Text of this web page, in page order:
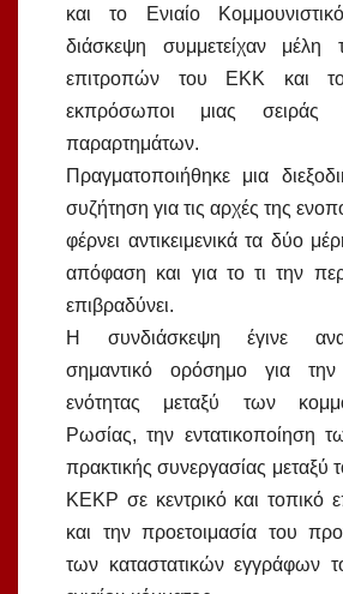
και το Ενιαίο
διάσκεψη συμμετείχαν μέλη
επιτροπών του ΕΚΚ και
εκπρόσωποι μιας σειράς
παραρτημάτων.
Πραγματοποιήθηκε μια
συζήτηση για τις αρχές της
φέρνει αντικειμενικά τα δύο
απόφαση και για το τι την
επιβραδύνει.
Η συνδιάσκεψη έγινε
σημαντικό ορόσημο για την
ενότητας μεταξύ των
Ρωσίας, την εντατικοποίηση
πρακτικής συνεργασίας μεταξύ
ΚΕΚΡ σε κεντρικό και τοπικό
και την προετοιμασία του
των καταστατικών εγγράφων